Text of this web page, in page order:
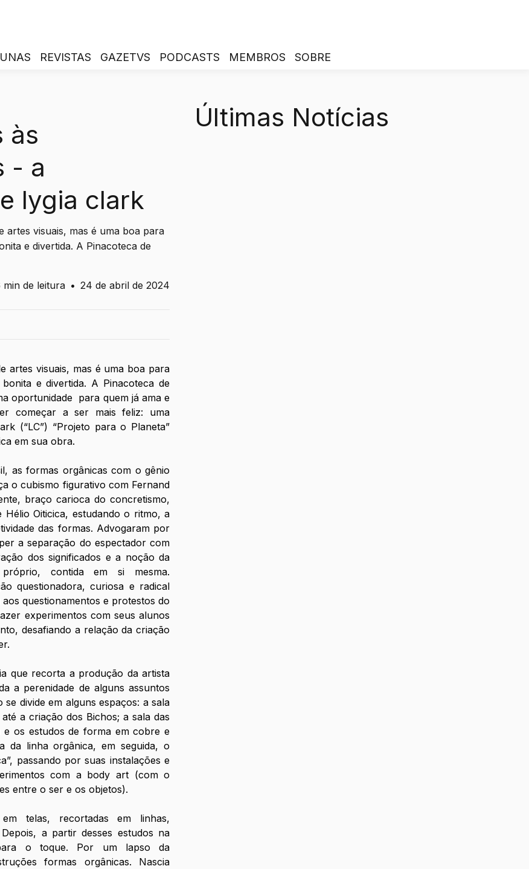
REVISTAS GAZETVS PODCASTS MEMBROS SOBRE
às
- a
lygia clark
artes visuais, mas é uma boa para
e divertida. A Pinacoteca de
min de leitura • 24 de abril de 2024
artes visuais, mas é uma boa para
e divertida. A Pinacoteca de
oportunidade  para quem já ama e
começar a ser mais feliz: uma
(“LC”) “Projeto para o Planeta”
em sua obra.
as formas orgânicas com o gênio
o cubismo figurativo com Fernand
braço carioca do concretismo,
Oiticica, estudando o ritmo, a
das formas. Advogaram por
a separação do espectador com
dos significados e a noção da
contida em si mesma.
questionadora, curiosa e radical
questionamentos e protestos do
experimentos com seus alunos
desafiando a relação da criação
que recorta a produção da artista
a perenidade de alguns assuntos
divide em alguns espaços: a sala
a criação dos Bichos; a sala das
os estudos de forma em cobre e
da linha orgânica, em seguida, o
passando por suas instalações e
com a body art (com o
entre o ser e os objetos).
telas, recortadas em linhas,
a partir desses estudos na
o toque. Por um lapso da
formas orgânicas. Nascia
Últimas Notícias